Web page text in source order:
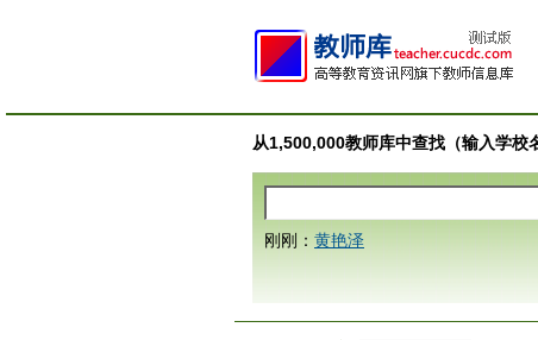
从1,500,000教师库中查找（输入学校
刚刚： 黄艳泽